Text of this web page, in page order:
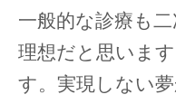
一般的な診療も
理想だと思いま
す。実現しない